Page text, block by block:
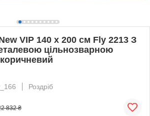
VIP 140 х 200 см Fly 2213 З
цільнозварною
Роздріб
832 ₴